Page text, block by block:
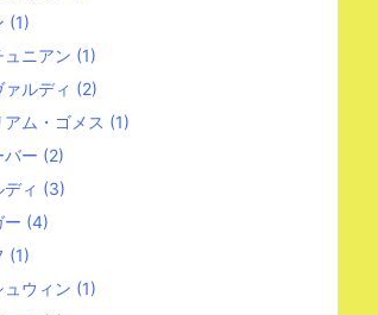
(1)
ュニアン (1)
ルディ (2)
アム・ゴメス (1)
バー (2)
ィ (3)
ー (4)
(1)
ュウィン (1)